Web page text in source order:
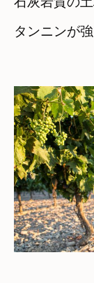
タンニンが